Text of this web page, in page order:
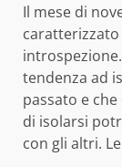
Il mese di
tendenza ad
passato e
di isolarsi
con gli altri.